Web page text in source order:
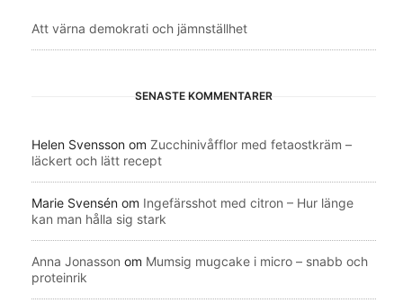
Att värna demokrati och jämnställhet
SENASTE KOMMENTARER
Helen Svensson om Zucchinivåfflor med fetaostkräm –
läckert och lätt recept
Marie Svensén om Ingefärsshot med citron – Hur länge
kan man hålla sig stark
Anna Jonasson om Mumsig mugcake i micro – snabb och
proteinrik